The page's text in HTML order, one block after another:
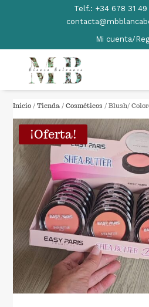
Telf.: +34 678 31
Mi cuenta/
Inicio /Tienda /Cosméticos / Blush/
¡Oferta!